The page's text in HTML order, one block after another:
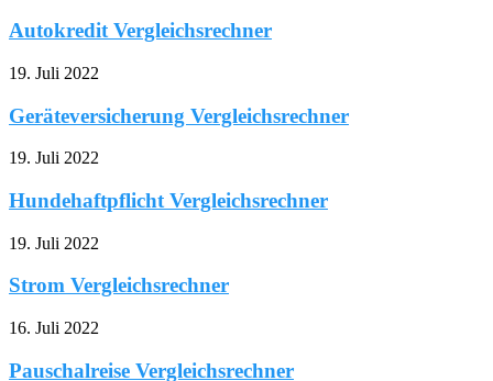
Autokredit Vergleichsrechner
19. Juli 2022
Geräteversicherung Vergleichsrechner
19. Juli 2022
Hundehaftpflicht Vergleichsrechner
19. Juli 2022
Strom Vergleichsrechner
16. Juli 2022
Pauschalreise Vergleichsrechner